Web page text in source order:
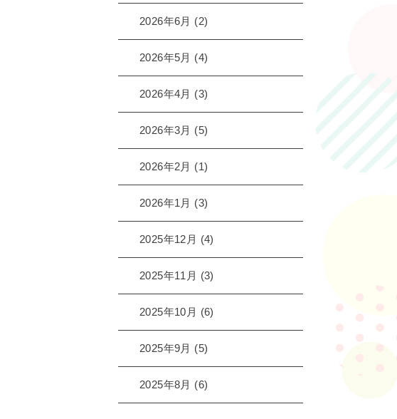
2026年6月 (2)
2026年5月 (4)
2026年4月 (3)
2026年3月 (5)
2026年2月 (1)
2026年1月 (3)
2025年12月 (4)
2025年11月 (3)
2025年10月 (6)
2025年9月 (5)
2025年8月 (6)